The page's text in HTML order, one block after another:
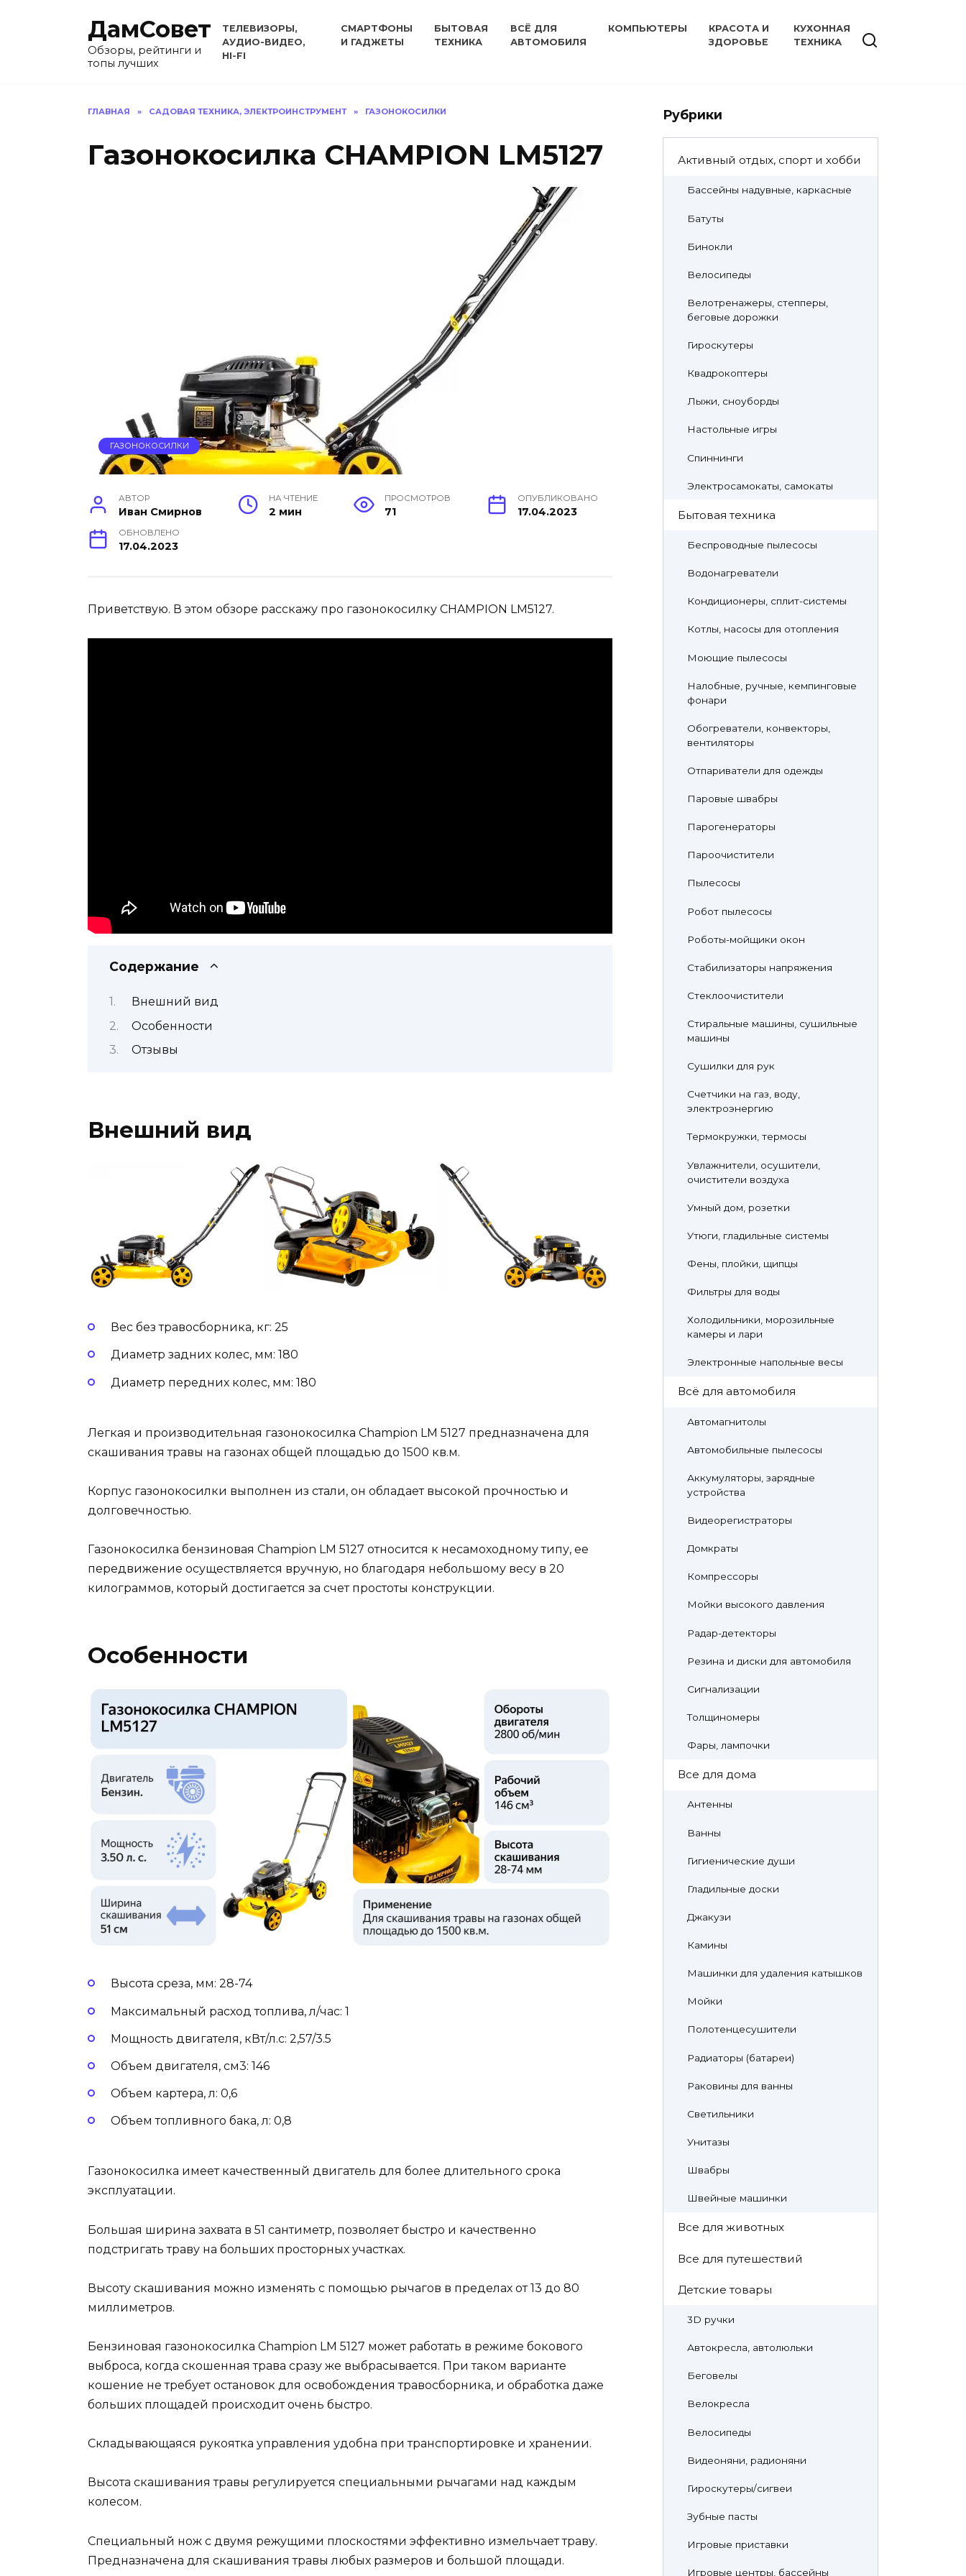
ДамСовет
Обзоры, рейтинги и
топы лучших
ТЕЛЕВИЗОРЫ,
АУДИО-ВИДЕО,
HI-FI
СМАРТФОНЫ
И ГАДЖЕТЫ
БЫТОВАЯ
ТЕХНИКА
ВСЁ ДЛЯ
АВТОМОБИЛЯ
КОМПЬЮТЕРЫ
КРАСОТА И
ЗДОРОВЬЕ
КУХОННАЯ
ТЕХНИКА
ГЛАВНАЯ » САДОВАЯ ТЕХНИКА, ЭЛЕКТРОИНСТРУМЕНТ » ГАЗОНОКОСИЛКИ
Газонокосилка CHAMPION LM5127
ГАЗОНОКОСИЛКИ
АВТОР
Иван Смирнов
НА ЧТЕНИЕ
2 мин
ПРОСМОТРОВ
71
ОПУБЛИКОВАНО
17.04.2023
ОБНОВЛЕНО
17.04.2023
Приветствую. В этом обзоре расскажу про газонокосилку CHAMPION LM5127.
Содержание
Внешний вид
Особенности
Отзывы
Внешний вид
Вес без травосборника, кг: 25
Диаметр задних колес, мм: 180
Диаметр передних колес, мм: 180
Легкая и производительная газонокосилка Champion LM 5127 предназначена для
скашивания травы на газонах общей площадью до 1500 кв.м.
Корпус газонокосилки выполнен из стали, он обладает высокой прочностью и
долговечностью.
Газонокосилка бензиновая Champion LM 5127 относится к несамоходному типу, ее
передвижение осуществляется вручную, но благодаря небольшому весу в 20
килограммов, который достигается за счет простоты конструкции.
Особенности
Высота среза, мм: 28-74
Максимальный расход топлива, л/час: 1
Мощность двигателя, кВт/л.с: 2,57/3.5
Объем двигателя, см3: 146
Объем картера, л: 0,6
Объем топливного бака, л: 0,8
Газонокосилка имеет качественный двигатель для более длительного срока
эксплуатации.
Большая ширина захвата в 51 сантиметр, позволяет быстро и качественно
подстригать траву на больших просторных участках.
Высоту скашивания можно изменять с помощью рычагов в пределах от 13 до 80
миллиметров.
Бензиновая газонокосилка Champion LM 5127 может работать в режиме бокового
выброса, когда скошенная трава сразу же выбрасывается. При таком варианте
кошение не требует остановок для освобождения травосборника, и обработка даже
больших площадей происходит очень быстро.
Складывающаяся рукоятка управления удобна при транспортировке и хранении.
Высота скашивания травы регулируется специальными рычагами над каждым
колесом.
Специальный нож с двумя режущими плоскостями эффективно измельчает траву.
Предназначена для скашивания травы любых размеров и большой площади.
Рубрики
Активный отдых, спорт и хобби
Бассейны надувные, каркасные
Батуты
Бинокли
Велосипеды
Велотренажеры, степперы,
беговые дорожки
Гироскутеры
Квадрокоптеры
Лыжи, сноуборды
Настольные игры
Спиннинги
Электросамокаты, самокаты
Бытовая техника
Беспроводные пылесосы
Водонагреватели
Кондиционеры, сплит-системы
Котлы, насосы для отопления
Моющие пылесосы
Налобные, ручные, кемпинговые
фонари
Обогреватели, конвекторы,
вентиляторы
Отпариватели для одежды
Паровые швабры
Парогенераторы
Пароочистители
Пылесосы
Робот пылесосы
Роботы-мойщики окон
Стабилизаторы напряжения
Стеклоочистители
Стиральные машины, сушильные
машины
Сушилки для рук
Счетчики на газ, воду,
электроэнергию
Термокружки, термосы
Увлажнители, осушители,
очистители воздуха
Умный дом, розетки
Утюги, гладильные системы
Фены, плойки, щипцы
Фильтры для воды
Холодильники, морозильные
камеры и лари
Электронные напольные весы
Всё для автомобиля
Автомагнитолы
Автомобильные пылесосы
Аккумуляторы, зарядные
устройства
Видеорегистраторы
Домкраты
Компрессоры
Мойки высокого давления
Радар-детекторы
Резина и диски для автомобиля
Сигнализации
Толщиномеры
Фары, лампочки
Все для дома
Антенны
Ванны
Гигиенические души
Гладильные доски
Джакузи
Камины
Машинки для удаления катышков
Мойки
Полотенцесушители
Радиаторы (батареи)
Раковины для ванны
Светильники
Унитазы
Швабры
Швейные машинки
Все для животных
Все для путешествий
Детские товары
3D ручки
Автокресла, автолюльки
Беговелы
Велокресла
Велосипеды
Видеоняни, радионяни
Гироскутеры/сигвеи
Зубные пасты
Игровые приставки
Игровые центры, бассейны